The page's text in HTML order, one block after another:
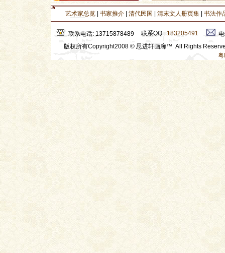
艺术家总览 书家推介 清代民国 清末文人册页集 书法作
联系电话: 13715878489 联系QQ : 183205491
版权所有Copyright2008 © 思进轩画廊™ All Rights